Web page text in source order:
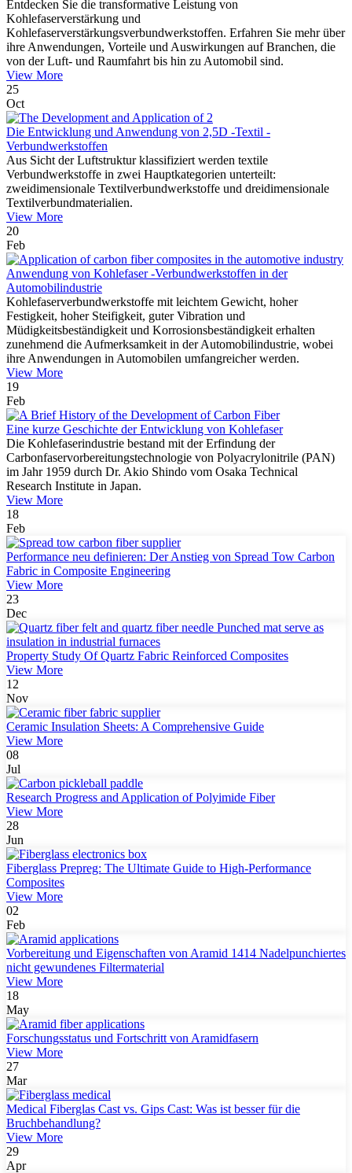
Entdecken Sie die transformative Leistung von
Kohlefaserverstärkung und
Kohlefaserverstärkungsverbundwerkstoffen. Erfahren Sie mehr über
ihre Anwendungen, Vorteile und Auswirkungen auf Branchen, die
von der Luft- und Raumfahrt bis hin zu Automobil sind.
View More
25
Oct
Die Entwicklung und Anwendung von 2,5D -Textil -
Verbundwerkstoffen
Aus Sicht der Luftstruktur klassifiziert werden textile
Verbundwerkstoffe in zwei Hauptkategorien unterteilt:
zweidimensionale Textilverbundwerkstoffe und dreidimensionale
Textilverbundmaterialien.
View More
20
Feb
Anwendung von Kohlefaser -Verbundwerkstoffen in der
Automobilindustrie
Kohlefaserverbundwerkstoffe mit leichtem Gewicht, hoher
Festigkeit, hoher Steifigkeit, guter Vibration und
Müdigkeitsbeständigkeit und Korrosionsbeständigkeit erhalten
zunehmend die Aufmerksamkeit in der Automobilindustrie, wobei
ihre Anwendungen in Automobilen umfangreicher werden.
View More
19
Feb
Eine kurze Geschichte der Entwicklung von Kohlefaser
Die Kohlefaserindustrie bestand mit der Erfindung der
Carbonfaservorbereitungstechnologie von Polyacrylonitrile (PAN)
im Jahr 1959 durch Dr. Akio Shindo vom Osaka Technical
Research Institute in Japan.
View More
18
Feb
Performance neu definieren: Der Anstieg von Spread Tow Carbon
Fabric in Composite Engineering
View More
23
Dec
Property Study Of Quartz Fabric Reinforced Composites
View More
12
Nov
Ceramic Insulation Sheets: A Comprehensive Guide
View More
08
Jul
Research Progress and Application of Polyimide Fiber
View More
28
Jun
Fiberglass Prepreg: The Ultimate Guide to High-Performance
Composites
View More
02
Feb
Vorbereitung und Eigenschaften von Aramid 1414 Nadelpunchiertes
nicht gewundenes Filtermaterial
View More
18
May
Forschungsstatus und Fortschritt von Aramidfasern
View More
27
Mar
Medical Fiberglas Cast vs. Gips Cast: Was ist besser für die
Bruchbehandlung?
View More
29
Apr